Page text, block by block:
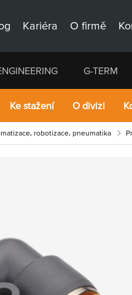
Kariéra O firmě
G-TERM
Ke stažení O divizi
robotizace, pneumatika